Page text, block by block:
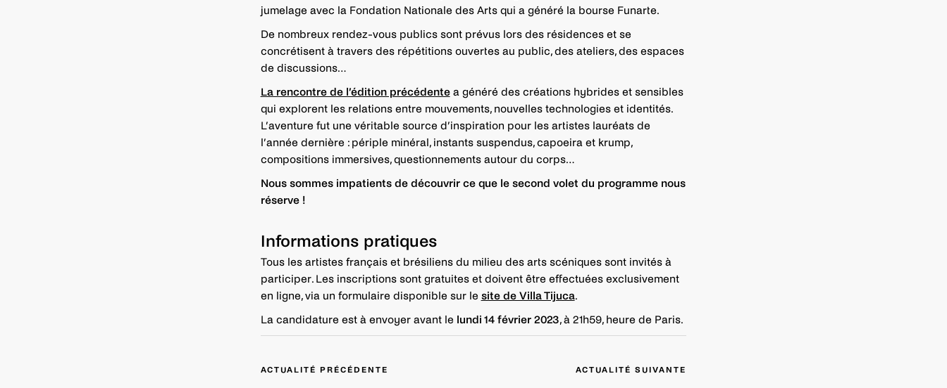
jumelage avec la Fondation Nationale des Arts qui a généré la bourse Funarte.
De nombreux rendez-vous publics sont prévus lors des résidences et se
concrétisent à travers des répétitions ouvertes au public, des ateliers, des espaces
de discussions…
La rencontre de l’édition précédentea généré des créations hybrides et sensibles
qui explorent les relations entre mouvements, nouvelles technologies et identités.
L’aventure fut une véritable source d’inspiration pour les artistes lauréats de
l’année dernière : périple minéral, instants suspendus, capoeira et krump,
compositions immersives, questionnements autour du corps…
Nous sommes impatients de découvrir ce que le second volet du programme nous
réserve !
Informations pratiques
Tous les artistes français et brésiliens du milieu des arts scéniques sont invités à
participer. Les inscriptions sont gratuites et doivent être effectuées exclusivement
en ligne, via un formulaire disponible sur le site de Villa Tijuca.
La candidature est à envoyer avant le lundi 14 février 2023, à 21h59, heure de Paris.
Navigation
ACTUALITÉ PRÉCÉDENTE ACTUALITÉ SUIVANTE